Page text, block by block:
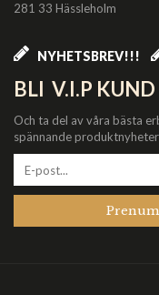
281 33 Hässleholm
NYHETSBREV!!!
BLI V.I.P
Och ta del av våra bästa
spännande